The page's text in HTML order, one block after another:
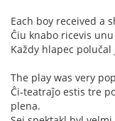
Each boy received a
Ĉiu knabo ricevis
Každy hlapec
The play was very
Ĉi-teatraĵo estis tre
plena.